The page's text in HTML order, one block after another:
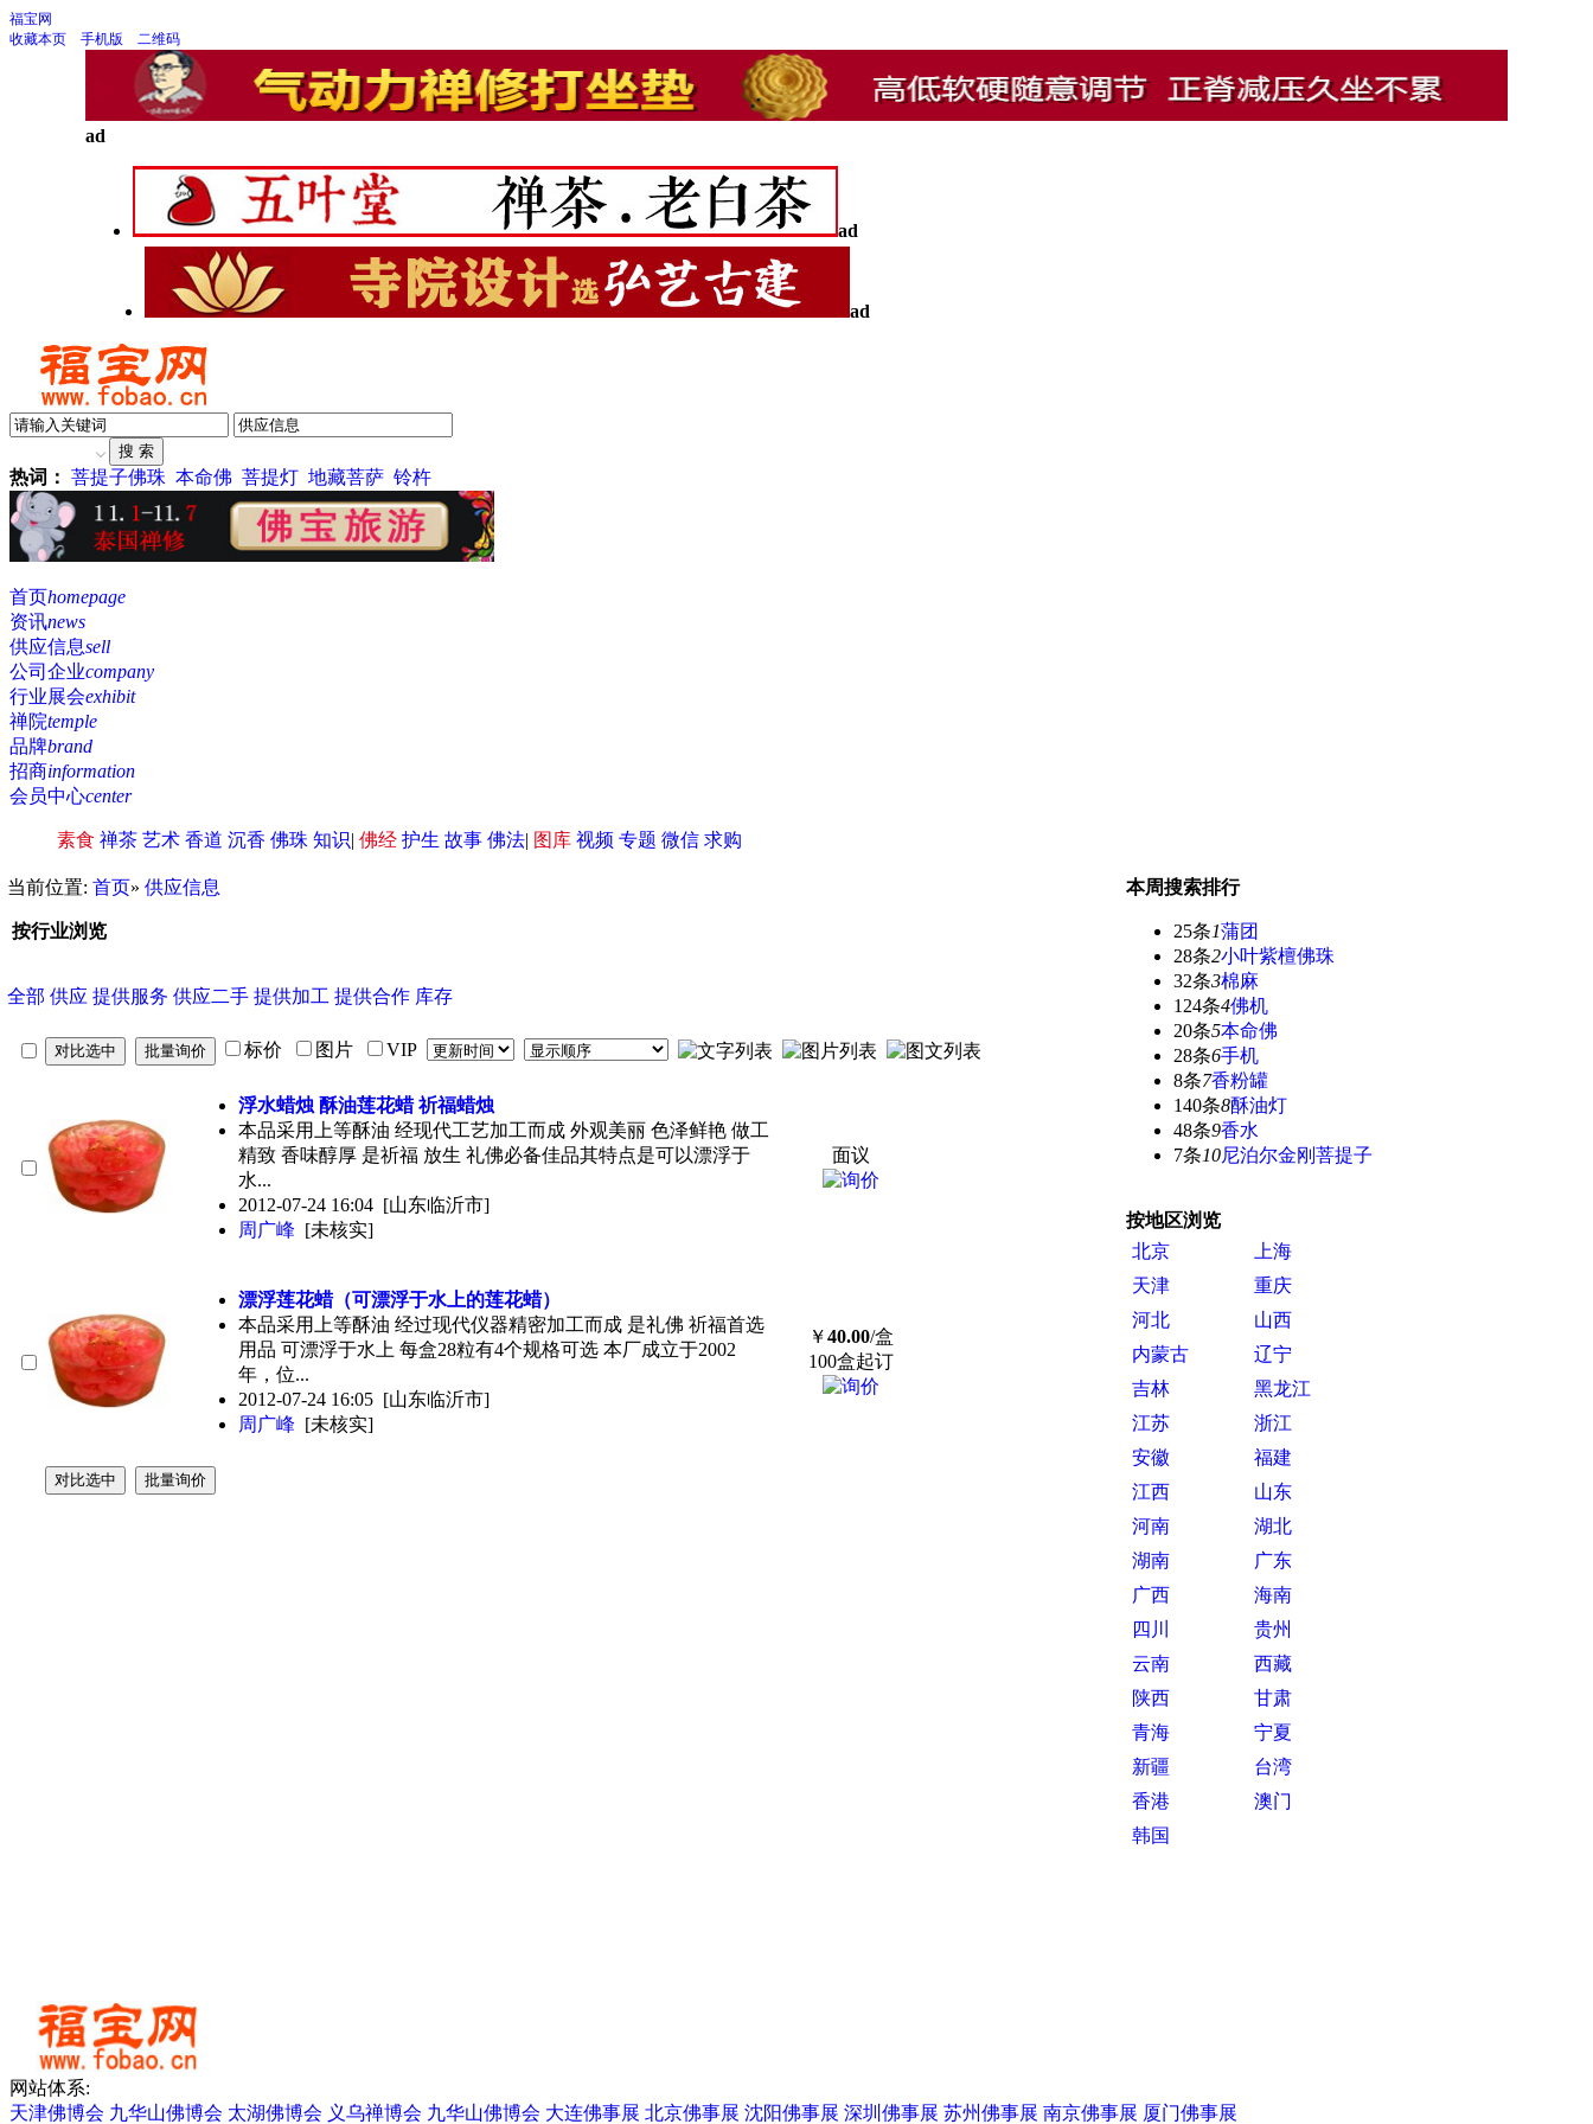
福宝网
收藏本页
手机版 二维码
ad
ad
ad
热词： 菩提子佛珠 本命佛 菩提灯 地藏菩萨 铃杵
首页homepage
资讯news
供应信息sell
公司企业company
行业展会exhibit
禅院temple
品牌brand
招商information
会员中心center
素食 禅茶 艺术 香道 沉香 佛珠 知识| 佛经 护生 故事 佛法| 图库 视频 专题 微信 求购
当前位置: 首页» 供应信息
按行业浏览
全部 供应 提供服务 供应二手 提供加工 提供合作 库存
标价 图片 VIP
浮水蜡烛 酥油莲花蜡 祈福蜡烛
本品采用上等酥油 经现代工艺加工而成 外观美丽 色泽鲜艳 做工
精致 香味醇厚 是祈福 放生 礼佛必备佳品其特点是可以漂浮于
水...
2012-07-24 16:04 [山东临沂市]
周广峰 [未核实]
面议
漂浮莲花蜡（可漂浮于水上的莲花蜡）
本品采用上等酥油 经过现代仪器精密加工而成 是礼佛 祈福首选
用品 可漂浮于水上 每盒28粒有4个规格可选 本厂成立于2002
年，位...
2012-07-24 16:05 [山东临沂市]
周广峰 [未核实]
￥40.00/盒
100盒起订
本周搜索排行
25条1蒲团
28条2小叶紫檀佛珠
32条3棉麻
124条4佛机
20条5本命佛
28条6手机
8条7香粉罐
140条8酥油灯
48条9香水
7条10尼泊尔金刚菩提子
按地区浏览
北京
上海
天津
重庆
河北
山西
内蒙古
辽宁
吉林
黑龙江
江苏
浙江
安徽
福建
江西
山东
河南
湖北
湖南
广东
广西
海南
四川
贵州
云南
西藏
陕西
甘肃
青海
宁夏
新疆
台湾
香港
澳门
韩国
网站体系:
天津佛博会 九华山佛博会 太湖佛博会 义乌禅博会 九华山佛博会 大连佛事展 北京佛事展 沈阳佛事展 深圳佛事展 苏州佛事展 南京佛事展 厦门佛事展